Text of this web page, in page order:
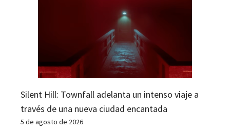
Silent Hill: Townfall adelanta un intenso viaje a
través de una nueva ciudad encantada
5 de agosto de 2026